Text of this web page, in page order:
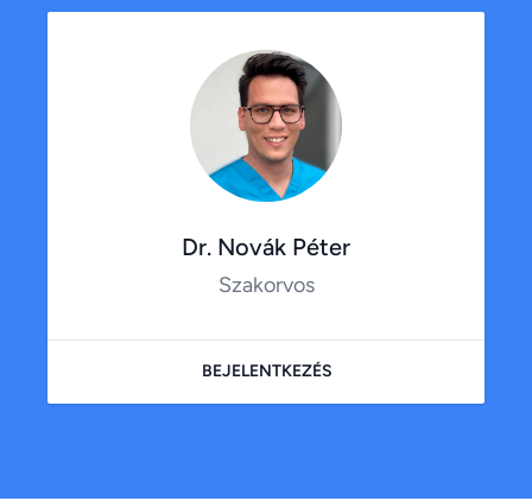
Dr. Novák Péter
Szakorvos
BEJELENTKEZÉS